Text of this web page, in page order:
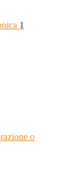
1
o